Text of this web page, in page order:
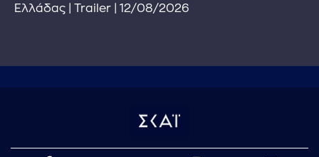
Ελλάδας | Trailer | 12/08/2026